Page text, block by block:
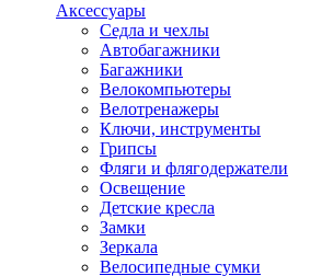
Аксессуары
Седла и чехлы
Автобагажники
Багажники
Велокомпьютеры
Велотренажеры
Ключи, инструменты
Грипсы
Фляги и флягодержатели
Освещение
Детские кресла
Замки
Зеркала
Велосипедные сумки